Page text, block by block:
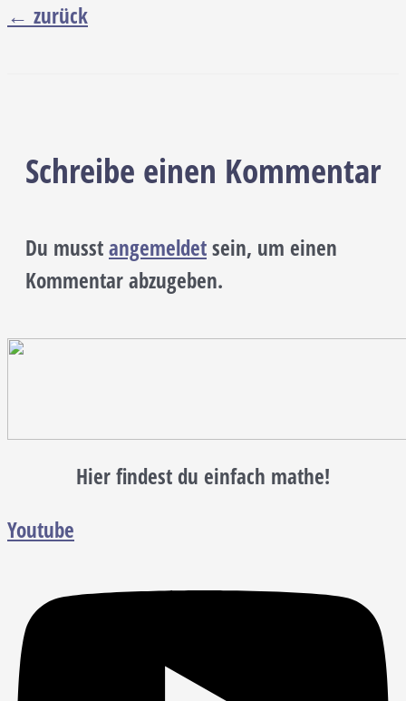
← zurück
Schreibe einen Kommentar
Du musstangemeldetsein, um einen
Kommentar abzugeben.
Hier findest du einfach mathe!
Youtube